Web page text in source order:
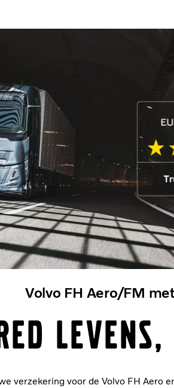
Volvo FH Aero/FM
verzekering voor de Volvo FH Aero